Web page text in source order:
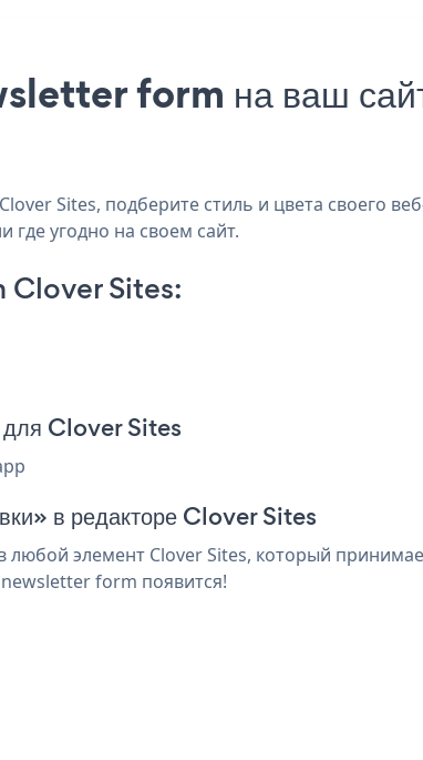
form на ваш
Sites, подберите стиль и цвета своего
где угодно на своем сайт.
Clover Sites:
Clover Sites
в редакторе Clover Sites
элемент Clover Sites, который
form появится!